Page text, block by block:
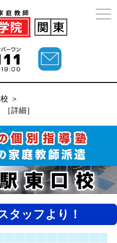
＞
詳細］
タッフより！